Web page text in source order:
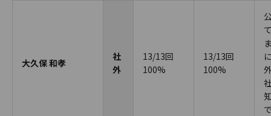
大久保 和孝
社
外
13/13回
100%
13/13回
100%